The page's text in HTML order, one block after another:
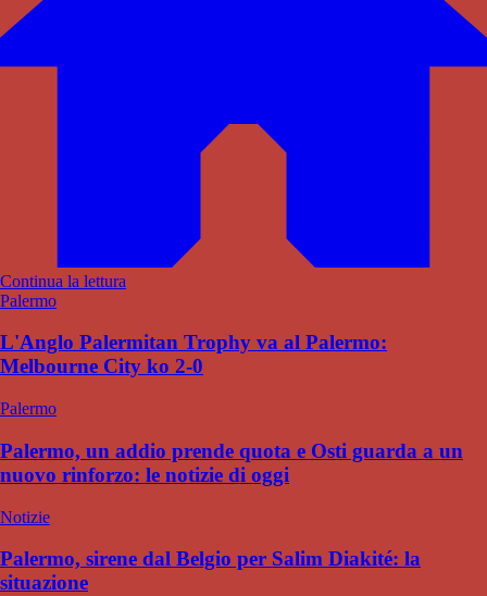
Continua la lettura
Palermo
L'Anglo Palermitan Trophy va al Palermo:
Melbourne City ko 2-0
Palermo
Palermo, un addio prende quota e Osti guarda a un
nuovo rinforzo: le notizie di oggi
Notizie
Palermo, sirene dal Belgio per Salim Diakité: la
situazione